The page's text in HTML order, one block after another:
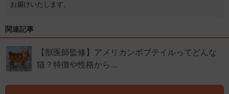
お届けいたします。
関連記事
【獣医師監修】アメリカンボブテイルってどんな
猫？特徴や性格から…